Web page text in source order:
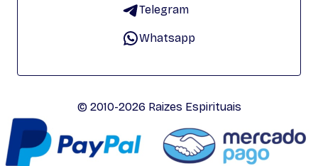
Telegram
Whatsapp
© 2010-2026 Raizes Espirituais